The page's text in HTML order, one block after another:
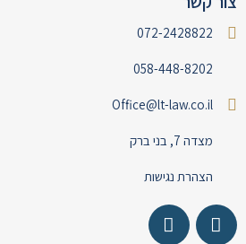
072-2428822
058-448-8202
Office@lt-law.co.il
מצדה 7, בני ברק
הצהרת נגישות